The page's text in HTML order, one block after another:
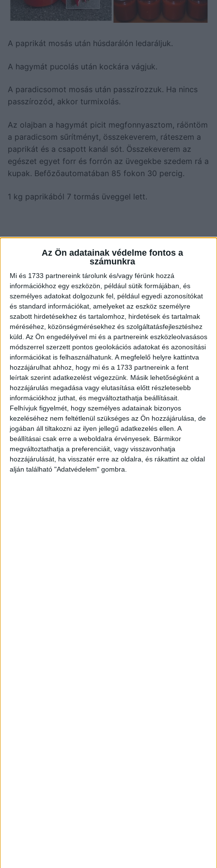
Az Ön adatainak védelme fontos a
számunkra
Mi és 1733 partnereink tárolunk és/vagy férünk hozzá
információkhoz egy eszközön, például sütik formájában, és
személyes adatokat dolgozunk fel, például egyedi azonosítókat
és standard információkat, amelyeket az eszköz személyre
szabott hirdetésekhez és tartalomhoz, hirdetések és tartalmak
méréséhez, közönségmérésekhez és szolgáltatásfejlesztéshez
küld. Az Ön engedélyével mi és a partnereink eszközleolvasásos
módszerrel szerzett pontos geolokációs adatokat és azonosítási
információkat is felhasználhatunk. A megfelelő helyre kattintva
hozzájárulhat ahhoz, hogy mi és a 1733 partnereink a fent
leírtak szerint adatkezelést végezzünk. Másik lehetőségként a
hozzájárulás megadása vagy elutasítása előtt részletesebb
információkhoz juthat, és megváltoztathatja beállításait.
Felhívjuk figyelmét, hogy személyes adatainak bizonyos
kezeléséhez nem feltétlenül szükséges az Ön hozzájárulása, de
jogában áll tiltakozni az ilyen jellegű adatkezelés ellen. A
beállításai csak erre a weboldalra érvényesek. Bármikor
megváltoztathatja a preferenciáit, vagy visszavonhatja
hozzájárulását, ha visszatér erre az oldalra, és rákattint az oldal
alján található "Adatvédelem" gombra.
A paprikát mosás után húsdarálón ledaráljuk.
A hagymát pucolás után kockára vágjuk.
A paradicsomot mosás után passzírozzuk. Ha nincs
passzírozód, akkor turmixolás.
Az olajban a hagymát picit megfonnyasztom, ráöntöm
a paradicsom sűrítményt, összekeverem, ráteszem a
paprikát és a csapott kanál sót. Összekeverem az
egészet egyet forr és forrón az üvegekbe szedem rá a
kupak. Befőzőautomatában 85 fokon 30 percig.
1 kg paprikából 7 tormás üveggel lett.
TIPP: Természetesen befőzőautomata nélkül is
elkészítheted!
Két lehetőséged van:
1. Teszel bele késhegynyi nátriumbenzonátot és úgy
zárod rá a kupakot.
2. Ha nem szeretnél rá tartósítót akkor hagyományos
dunsztolás: Egy nagy edényre lesz szükséged, amiben
elfér majd az összes üveg, Az edény aljára két
rétegben konyharuha, erre rá a lezárt üveg. Majd a
tetejére szintén konyharuha. Vízzel feltöltöd, és
melegíteni kezded. Nem kell, hogy forrjon a víz. Ebben
dunsztolod maximum 1 órát. Majd elzárod alatta a
tüzet, és hagyod kihűlni. Régen így csinálták, ma
ugyanazt a folyamatot végzi a befőzőautomata csak